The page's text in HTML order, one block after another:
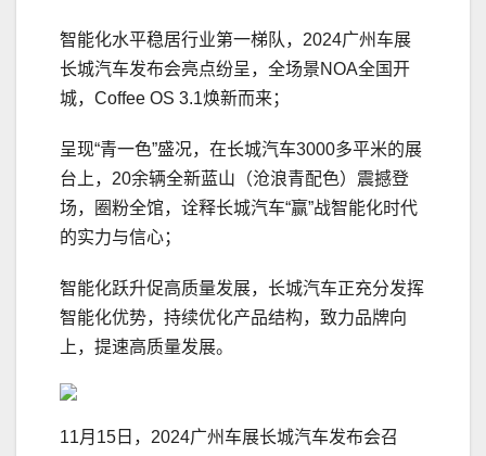
智能化水平稳居行业第一梯队，2024广州车展
长城汽车发布会亮点纷呈，全场景NOA全国开
城，Coffee OS 3.1焕新而来；
呈现“青一色”盛况，在长城汽车3000多平米的展
台上，20余辆全新蓝山（沧浪青配色）震撼登
场，圈粉全馆，诠释长城汽车“赢”战智能化时代
的实力与信心；
智能化跃升促高质量发展，长城汽车正充分发挥
智能化优势，持续优化产品结构，致力品牌向
上，提速高质量发展。
11月15日，2024广州车展长城汽车发布会召